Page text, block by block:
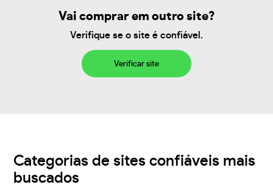
Vai comprar em outro site?
Verifique se o site é confiável.
Verificar site
Categorias de sites confiáveis mais
buscados